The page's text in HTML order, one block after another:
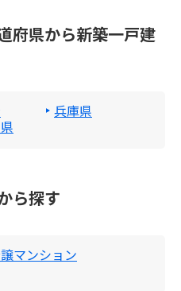
府県から新築一戸建
兵庫県
ら探す
マンション